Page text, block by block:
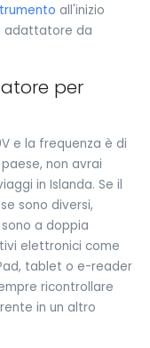
all'inizio
adattatore da
per
e la frequenza è di
non avrai
in Islanda. Se il
sono diversi,
a doppia
elettronici come
tablet o e-reader
ricontrollare
in un altro